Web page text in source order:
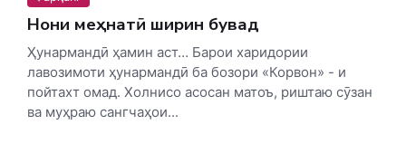
Нони меҳнатӣ ширин бувад
Ҳунармандӣ ҳамин аст… Барои харидории
лавозимоти ҳунармандӣ ба бозори «Корвон» - и
пойтахт омад. Холнисо асосан матоъ, риштаю сӯзан
ва муҳраю сангчаҳои...